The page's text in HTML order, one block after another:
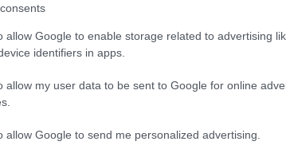
allow Google to enable storage related to advertising
identifiers in apps.
allow my user data to be sent to Google for online
allow Google to send me personalized advertising.
nem csak szépek,
itthon emeletes KISS (kissz)
korszerű vasúti szerelvények. Hogy
vendégünkkel.